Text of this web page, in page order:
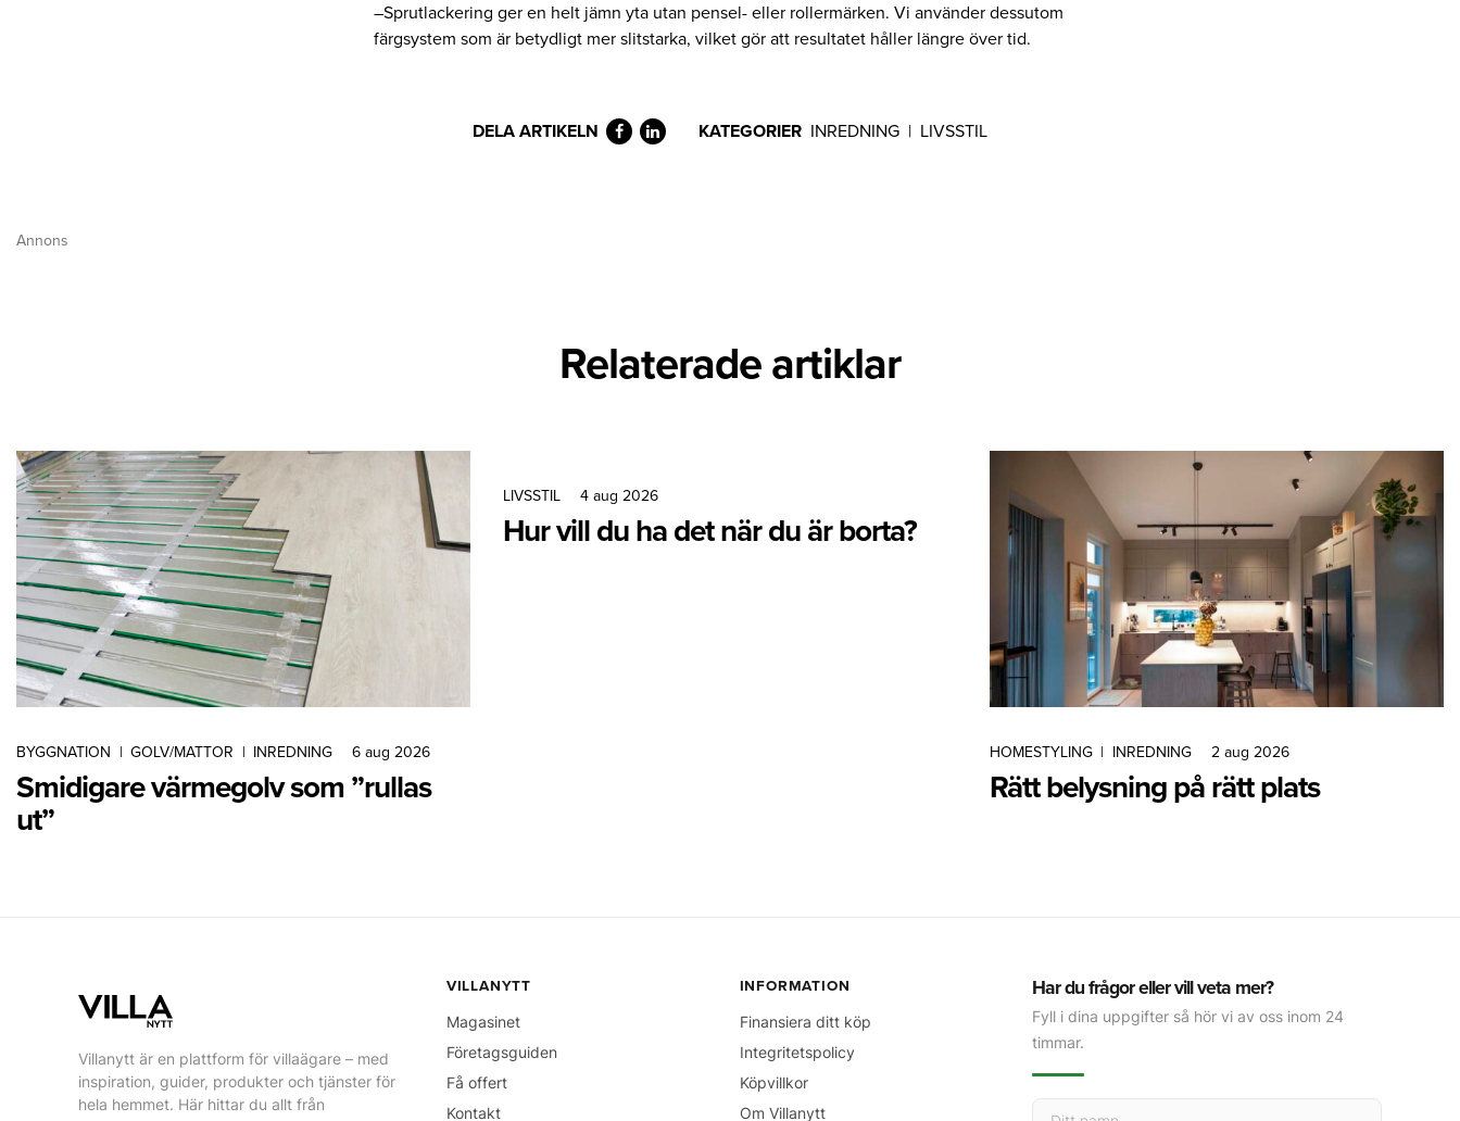
–Sprutlackering ger en helt jämn yta utan pensel- eller rollermärken. Vi använder dessutom
färgsystem som är betydligt mer slitstarka, vilket gör att resultatet håller längre över tid.
DELA ARTIKELN KATEGORIER INREDNING | LIVSSTIL
Annons
Relaterade artiklar
BYGGNATION | GOLV/MATTOR | INREDNING 6 aug 2026
Smidigare värmegolv som ”rullas
ut”
LIVSSTIL 4 aug 2026
Hur vill du ha det när du är borta?
HOMESTYLING | INREDNING 2 aug 2026
Rätt belysning på rätt plats
Villanytt är en plattform för villaägare – med
inspiration, guider, produkter och tjänster för
hela hemmet. Här hittar du allt från
VILLANYTT
Magasinet
Företagsguiden
Få offert
Kontakt
INFORMATION
Finansiera ditt köp
Integritetspolicy
Köpvillkor
Om Villanytt
Har du frågor eller vill veta mer?
Fyll i dina uppgifter så hör vi av oss inom 24
timmar.